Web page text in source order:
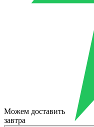
Можем доставить
завтра